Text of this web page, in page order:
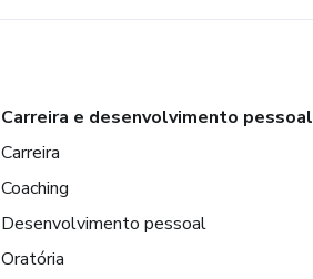
Carreira e desenvolvimento pessoal
Carreira
Coaching
Desenvolvimento pessoal
Oratória